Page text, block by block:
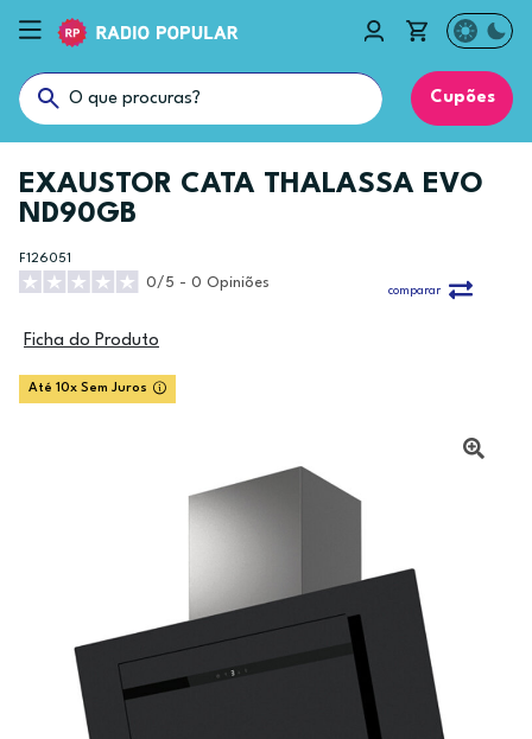
Cupões
EXAUSTOR CATA THALASSA EVO
ND90GB
F126051
0/5 - 0 Opiniões
comparar
Ficha do Produto
Até 10x Sem Juros